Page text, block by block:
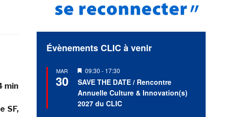
min
SF,
Évènements CLIC à venir
MAR
30
Mis
en
avant
09:30 - 17:30
SAVE THE DATE / Rencontre
Annuelle Culture & Innovation(s)
2027 du CLIC